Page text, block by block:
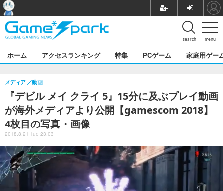
menu
search
ホーム アクセスランキング 特集 PCゲーム 家庭用ゲー
『デビル メイ クライ 5』15分に及ぶプレイ動画
が海外メディアより公開【gamescom 2018】
4枚目の写真・画像
メディア 動画
2018.8.21 Tue 23:03